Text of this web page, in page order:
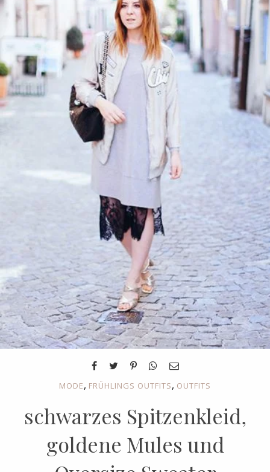
MODE, FRÜHLINGS OUTFITS, OUTFITS
schwarzes Spitzenkleid,
goldene Mules und